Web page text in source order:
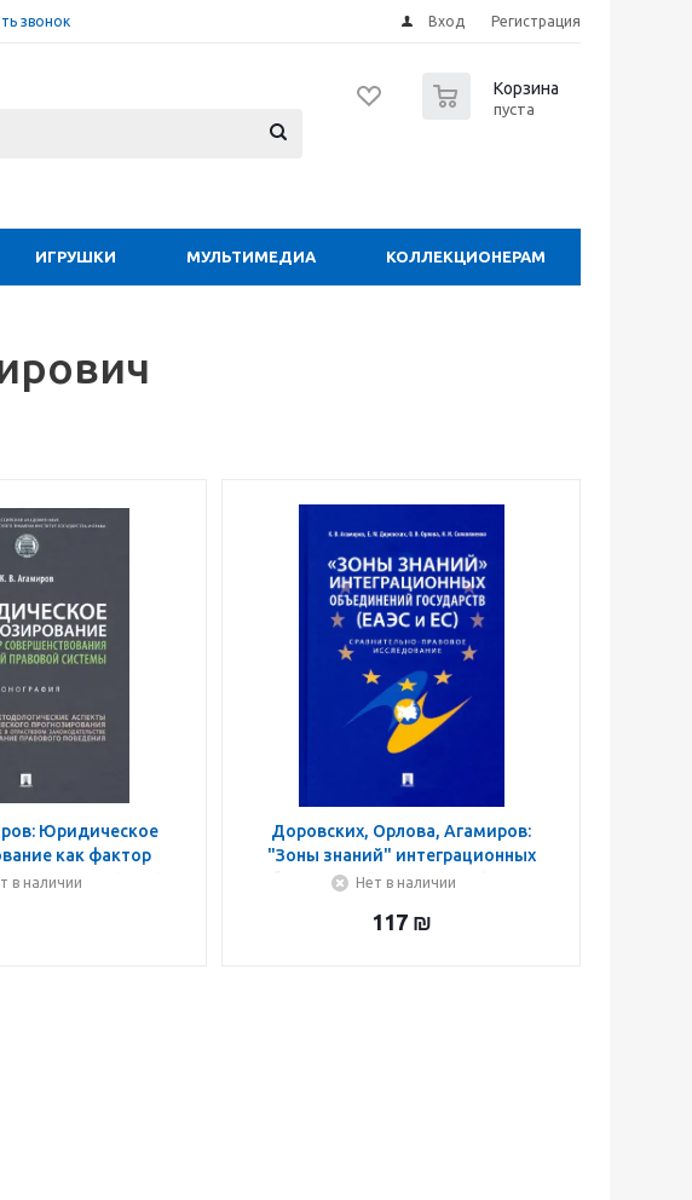
звонок Вход Регистрация
Корзина
пуста
ИГРУШКИ МУЛЬТИМЕДИА КОЛЛЕКЦИОНЕРАМ
Юридическое
как фактор
российской
в наличии
Доровских, Орлова, Агамиров:
"Зоны знаний" интеграционных
объединений государств (ЕАЭС и
исследование
Нет в наличии
117₪